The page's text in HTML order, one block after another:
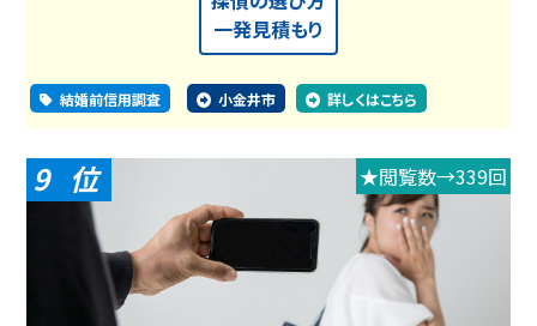
一発見積もり
結婚前信用調査 小金井市 詳しくはこちら
9 ★閲覧数→339回